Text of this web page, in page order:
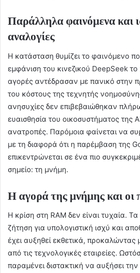
Παράλληλα φαινόμενα και
αναλογίες
Η κατάσταση θυμίζει το φαινόμενο
εμφάνιση του κινεζικού DeepSeek
αγορές αντέδρασαν με πανικό στην
του κόστους της τεχνητής
ανησυχίες δεν επιβεβαιώθηκαν
ευαισθησία του οικοσυστήματος της
ανατροπές. Παρόμοια φαίνεται να
με τη διαφορά ότι η παρέμβαση της
επικεντρώνεται σε ένα πιο
σημείο: τη μνήμη.
Η αγορά της μνήμης και οι
Η κρίση στη RAM δεν είναι τυχαία.
ζήτηση για υπολογιστική ισχύ και
έχει αυξηθεί εκθετικά, προκαλώντας
από τις τεχνολογικές εταιρείες.
παραμένει διστακτική να αυξήσει